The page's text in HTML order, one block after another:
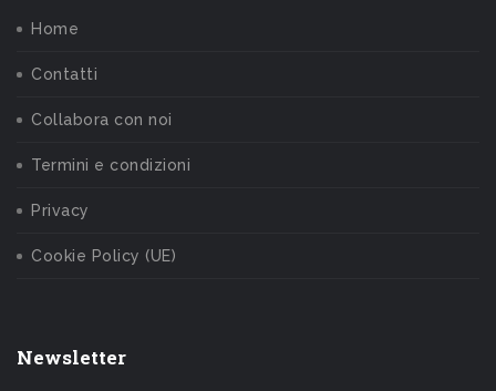
Home
Contatti
Collabora con noi
Termini e condizioni
Privacy
Cookie Policy (UE)
Newsletter